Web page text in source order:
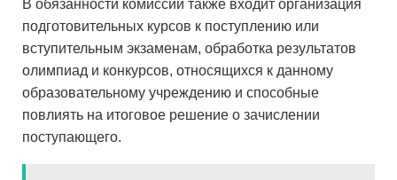
В обязанности комиссии также входит организация
подготовительных курсов к поступлению или
вступительным экзаменам, обработка результатов
олимпиад и конкурсов, относящихся к данному
образовательному учреждению и способные
повлиять на итоговое решение о зачислении
поступающего.